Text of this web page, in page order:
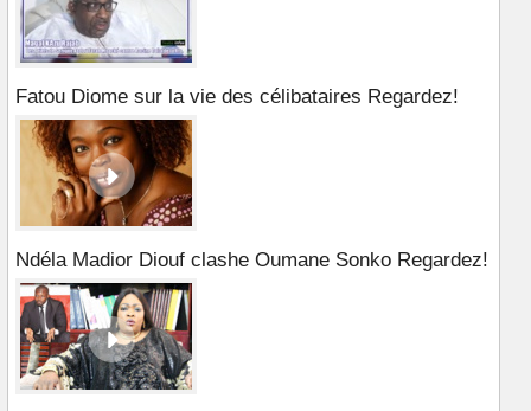
Fatou Diome sur la vie des célibataires Regardez!
Ndéla Madior Diouf clashe Oumane Sonko Regardez!